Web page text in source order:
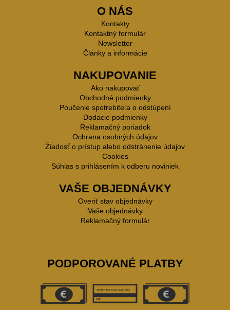
O NÁS
Kontakty
Kontaktný formulár
Newsletter
Články a informácie
NAKUPOVANIE
Ako nakupovať
Obchodné podmienky
Poučenie spotrebiteľa o odstúpení
Dodacie podmienky
Reklamačný poriadok
Ochrana osobných údajov
Žiadosť o prístup alebo odstránenie údajov
Cookies
Súhlas s prihlásením k odberu noviniek
VAŠE OBJEDNÁVKY
Overiť stav objednávky
Vaše objednávky
Reklamačný formulár
PODPOROVANÉ PLATBY